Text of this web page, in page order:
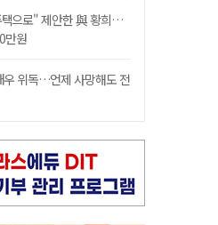
으로" 제안한 與 황희…
만원
우 위독…언제 사망해도 전